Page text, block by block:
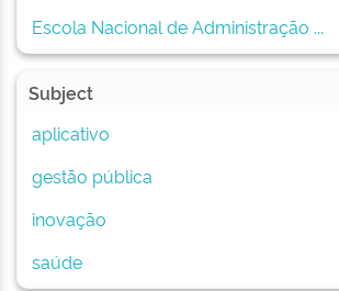
Escola Nacional de Administração ...
Subject
aplicativo
gestão pública
inovação
saúde